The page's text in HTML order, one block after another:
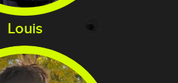
Louis